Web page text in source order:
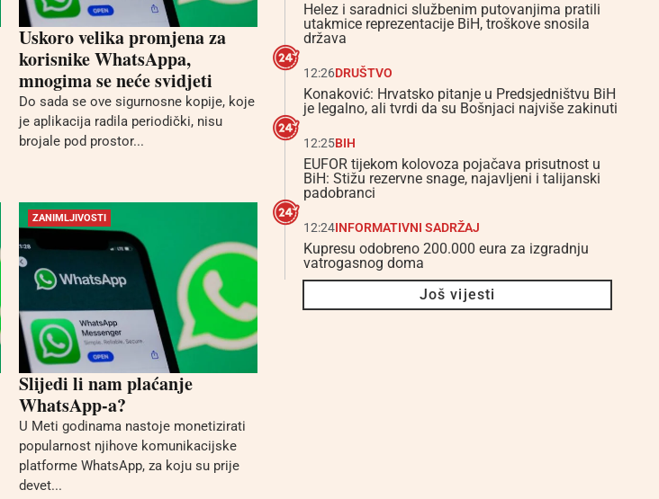
Uskoro velika promjena za
korisnike WhatsAppa,
mnogima se neće svidjeti
Do sada se ove sigurnosne kopije, koje
je aplikacija radila periodički, nisu
brojale pod prostor...
ZANIMLJIVOSTI
Slijedi li nam plaćanje
WhatsApp-a?
U Meti godinama nastoje monetizirati
popularnost njihove komunikacijske
platforme WhatsApp, za koju su prije
devet...
Helez i saradnici službenim putovanjima pratili
utakmice reprezentacije BiH, troškove snosila
država
12:26DRUŠTVO
Konaković: Hrvatsko pitanje u Predsjedništvu BiH
je legalno, ali tvrdi da su Bošnjaci najviše zakinuti
12:25BIH
EUFOR tijekom kolovoza pojačava prisutnost u
BiH: Stižu rezervne snage, najavljeni i talijanski
padobranci
12:24INFORMATIVNI SADRŽAJ
Kupresu odobreno 200.000 eura za izgradnju
vatrogasnog doma
Još vijesti